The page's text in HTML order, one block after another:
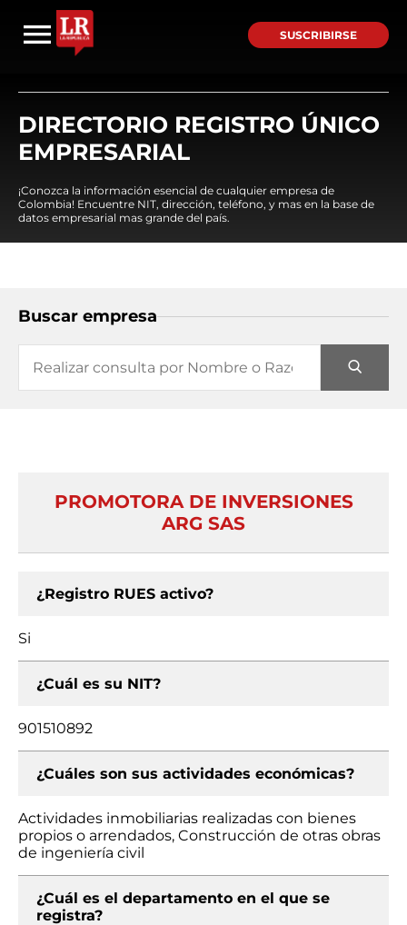
SUSCRIBIRSE
DIRECTORIO REGISTRO ÚNICO
EMPRESARIAL
¡Conozca la información esencial de cualquier empresa de
Colombia! Encuentre NIT, dirección, teléfono, y mas en la base de
datos empresarial mas grande del país.
Buscar empresa
PROMOTORA DE INVERSIONES
ARG SAS
¿Registro RUES activo?
Si
¿Cuál es su NIT?
901510892
¿Cuáles son sus actividades económicas?
Actividades inmobiliarias realizadas con bienes
propios o arrendados, Construcción de otras obras
de ingeniería civil
¿Cuál es el departamento en el que se
registra?